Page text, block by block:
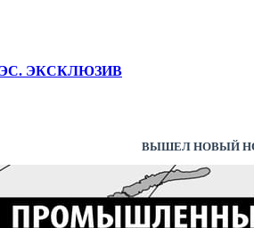
ЭКСКЛЮЗИВ
ВЫШЕЛ НОВЫЙ